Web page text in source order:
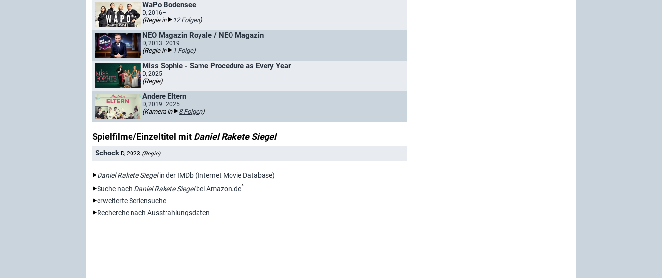
WaPo Bodensee
D, 2016–
(Regie in 12 Folgen)
NEO Magazin Royale / NEO Magazin
D, 2013–2019
(Regie in 1 Folge)
Miss Sophie - Same Procedure as Every Year
D, 2025
(Regie)
Andere Eltern
D, 2019–2025
(Kamera in 8 Folgen)
Spielfilme/Einzeltitel mit Daniel Rakete Siegel
Schock D, 2023 (Regie)
Daniel Rakete Siegelin der IMDb (Internet Movie Database)
Suche nach Daniel Rakete Siegelbei Amazon.de*
erweiterte Seriensuche
Recherche nach Ausstrahlungsdaten